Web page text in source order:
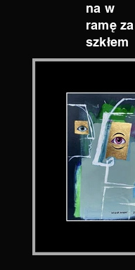
na w
ramę za
szkłem